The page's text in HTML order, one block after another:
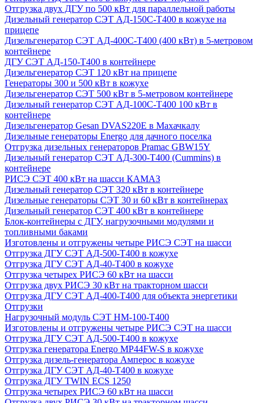
Отгрузка двух ДГУ по 500 кВт для параллельной работы
Дизельный генератор СЭТ АД-150С-Т400 в кожухе на
прицепе
Дизельгенератор СЭТ АД-400С-Т400 (400 кВт) в 5-метровом
контейнере
ДГУ СЭТ АД-150-Т400 в контейнере
Дизельгенератор СЭТ 120 кВт на прицепе
Генераторы 300 и 500 кВт в кожухе
Дизельгенератор СЭТ 500 кВт в 5-метровом контейнере
Дизельный генератор СЭТ АД-100С-Т400 100 кВт в
контейнере
Дизельгенератор Gesan DVAS220E в Махачкалу
Дизельные генераторы Energo для дачного поселка
Отгрузка дизельных генераторов Pramac GВW15Y
Дизельный генератор СЭТ АД-300-Т400 (Cummins) в
контейнере
РИСЭ СЭТ 400 кВт на шасси КАМАЗ
Дизельный генератор СЭТ 320 кВт в контейнере
Дизельные генераторы СЭТ 30 и 60 кВт в контейнерах
Дизельный генератор СЭТ 400 кВт в контейнере
Блок-контейнеры с ДГУ, нагрузочными модулями и
топливными баками
Изготовлены и отгружены четыре РИСЭ СЭТ на шасси
Отгрузка ДГУ СЭТ АД-500-Т400 в кожухе
Отгрузка ДГУ СЭТ АД-40-Т400 в кожухе
Отгрузка четырех РИСЭ 60 кВт на шасси
Отгрузка двух РИСЭ 30 кВт на тракторном шасси
Отгрузка ДГУ СЭТ АД-400-Т400 для объекта энергетики
Отгрузки
Нагрузочный модуль СЭТ НМ-100-Т400
Изготовлены и отгружены четыре РИСЭ СЭТ на шасси
Отгрузка ДГУ СЭТ АД-500-Т400 в кожухе
Отгрузка генератора Energo MP44FW-S в кожухе
Отгрузка дизель-генератора Амперос в кожухе
Отгрузка ДГУ СЭТ АД-40-Т400 в кожухе
Отгрузка ДГУ TWIN ECS 1250
Отгрузка четырех РИСЭ 60 кВт на шасси